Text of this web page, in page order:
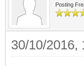
Posting
30/10/2016,